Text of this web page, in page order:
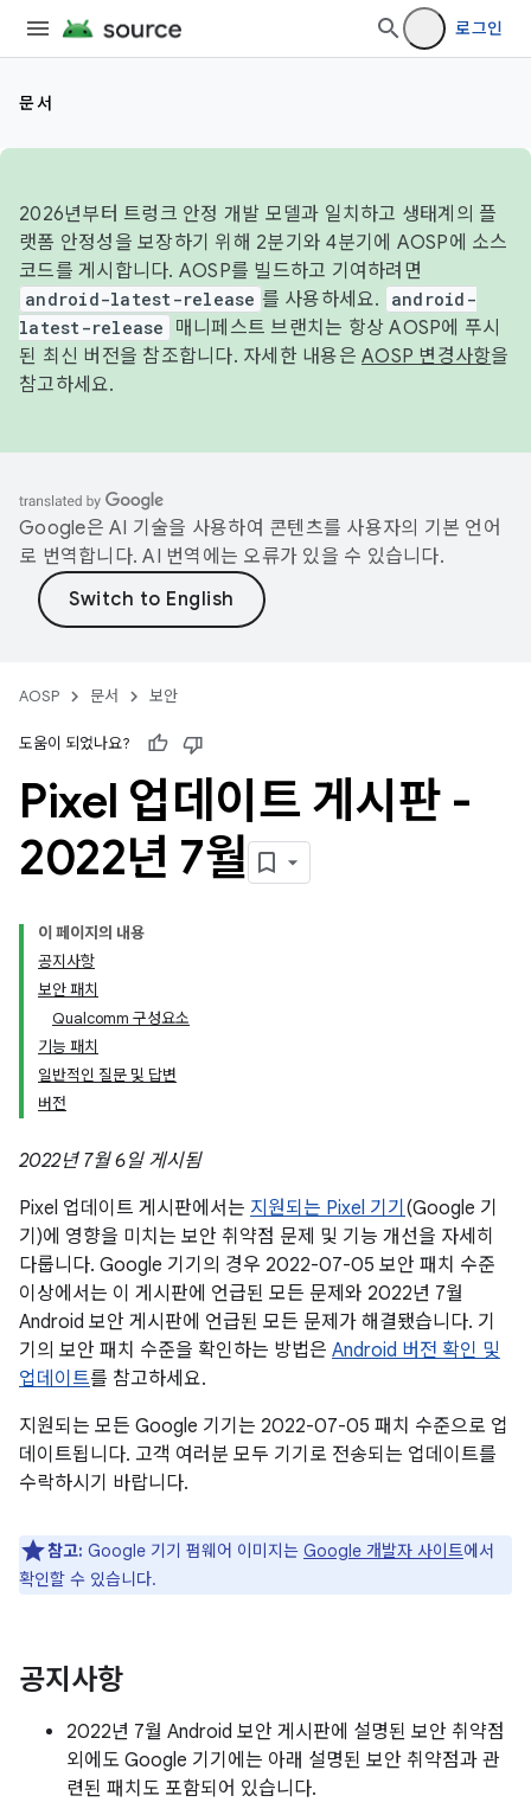
로그인
문서
2026년부터 트렁크 안정 개발 모델과 일치하고 생태계의 플
랫폼 안정성을 보장하기 위해 2분기와 4분기에 AOSP에 소스
코드를 게시합니다. AOSP를 빌드하고 기여하려면
android-latest-release 를 사용하세요.
android-
latest-release
매니페스트 브랜치는 항상 AOSP에 푸시
된 최신 버전을 참조합니다. 자세한 내용은 AOSP 변경사항을
참고하세요.
Google은 AI 기술을 사용하여 콘텐츠를 사용자의 기본 언어
로 번역합니다. AI 번역에는 오류가 있을 수 있습니다.
AOSP 문서 보안
도움이 되었나요?
Pixel 업데이트 게시판 -
2022년 7월
이 페이지의 내용
공지사항
보안 패치
Qualcomm 구성요소
기능 패치
일반적인 질문 및 답변
버전
2022년 7월 6일 게시됨
Pixel 업데이트 게시판에서는 지원되는 Pixel 기기 (Google 기
기)에 영향을 미치는 보안 취약점 문제 및 기능 개선을 자세히
다룹니다. Google 기기의 경우 2022-07-05 보안 패치 수준
이상에서는 이 게시판에 언급된 모든 문제와 2022년 7월
Android 보안 게시판에 언급된 모든 문제가 해결됐습니다. 기
기의 보안 패치 수준을 확인하는 방법은 Android 버전 확인 및
업데이트를 참고하세요.
지원되는 모든 Google 기기는 2022-07-05 패치 수준으로 업
데이트됩니다. 고객 여러분 모두 기기로 전송되는 업데이트를
수락하시기 바랍니다.
참고: Google 기기 펌웨어 이미지는 Google 개발자 사이트에서
확인할 수 있습니다.
공지사항
2022년 7월 Android 보안 게시판에 설명된 보안 취약점
외에도 Google 기기에는 아래 설명된 보안 취약점과 관
련된 패치도 포함되어 있습니다.